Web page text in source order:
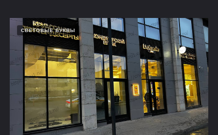
СВЕТОВЫЕ БУКВЫ